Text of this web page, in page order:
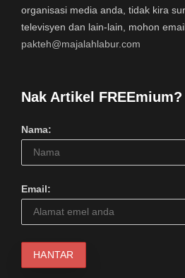
organisasi media anda, tidak kira
televisyen dan lain-lain, mohon
pakteh@majalahlabur.com
Nak Artikel FREEmium?
Nama:
Email: